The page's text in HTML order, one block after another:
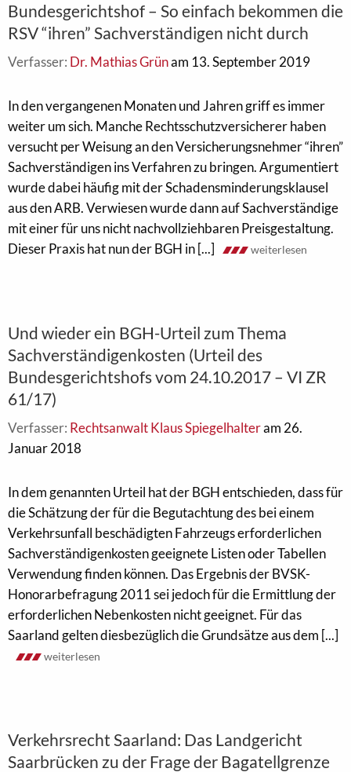
Bundesgerichtshof – So einfach bekommen die
RSV “ihren” Sachverständigen nicht durch
Verfasser: Dr. Mathias Grünam 13. September 2019
In den vergangenen Monaten und Jahren griff es immer
weiter um sich. Manche Rechtsschutzversicherer haben
versucht per Weisung an den Versicherungsnehmer “ihren”
Sachverständigen ins Verfahren zu bringen. Argumentiert
wurde dabei häufig mit der Schadensminderungsklausel
aus den ARB. Verwiesen wurde dann auf Sachverständige
mit einer für uns nicht nachvollziehbaren Preisgestaltung.
Dieser Praxis hat nun der BGH in [...]
weiterlesen
Und wieder ein BGH-Urteil zum Thema
Sachverständigenkosten (Urteil des
Bundesgerichtshofs vom 24.10.2017 – VI ZR
61/17)
Verfasser: Rechtsanwalt Klaus Spiegelhalteram 26.
Januar 2018
In dem genannten Urteil hat der BGH entschieden, dass für
die Schätzung der für die Begutachtung des bei einem
Verkehrsunfall beschädigten Fahrzeugs erforderlichen
Sachverständigenkosten geeignete Listen oder Tabellen
Verwendung finden können. Das Ergebnis der BVSK-
Honorarbefragung 2011 sei jedoch für die Ermittlung der
erforderlichen Nebenkosten nicht geeignet. Für das
Saarland gelten diesbezüglich die Grundsätze aus dem [...]
weiterlesen
Verkehrsrecht Saarland: Das Landgericht
Saarbrücken zu der Frage der Bagatellgrenze